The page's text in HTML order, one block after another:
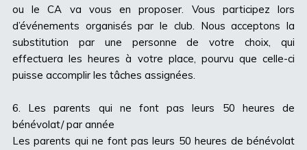
ou le CA va vous en proposer. Vous participez lors
d’événements organisés par le club. Nous acceptons la
substitution par une personne de votre choix, qui
effectuera les heures à votre place, pourvu que celle-ci
puisse accomplir les tâches assignées.
6. Les parents qui ne font pas leurs 50 heures de
bénévolat/ par année
Les parents qui ne font pas leurs 50 heures de bénévolat